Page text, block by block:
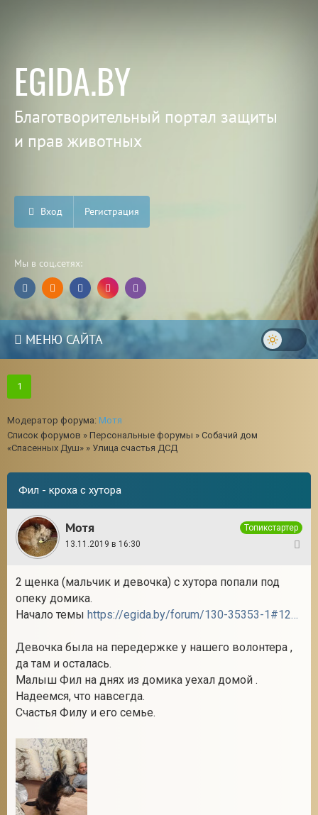
EGIDA.BY
Благотворительный портал защиты
и прав животных
Вход Регистрация
Мы в соц.сетях:
МЕНЮ САЙТА
1
Модератор форума: Мотя
Список форумов » Персональные форумы » Собачий дом
«Спасенных Душ» » Улица счастья ДСД
Фил - кроха с хутора
Мотя
Топикстартер
13.11.2019 в 16:30
2 щенка (мальчик и девочка) с хутора попали под
опеку домика.
Начало темы
https://egida.by/forum/130-35353-1#1255400
Девочка была на передержке у нашего волонтера ,
да там и осталась.
Малыш Фил на днях из домика уехал домой .
Надеемся, что навсегда.
Счастья Филу и его семье.